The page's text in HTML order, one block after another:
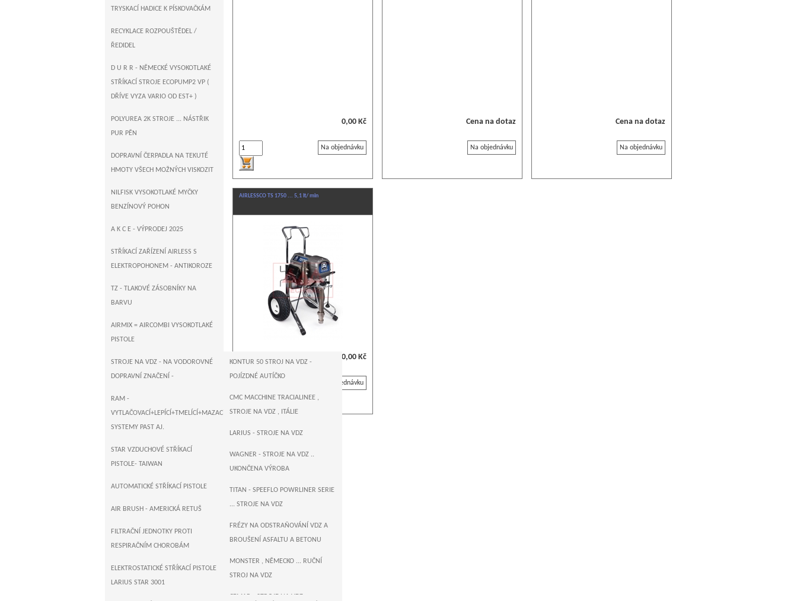
0,00 Kč
Na objednávku
Cena na dotaz
Na objednávku
Cena na dotaz
Na objednávku
AIRLESSCO TS 1750 ... 5,1 lt/ min
0,00 Kč
Na objednávku
TRYSKACÍ HADICE K PÍSKOVAČKÁM
RECYKLACE ROZPOUŠTĚDEL /
ŘEDIDEL
D U R R - NĚMECKÉ VYSOKOTLAKÉ
STŘÍKACÍ STROJE ECOPUMP2 VP (
DŘÍVE VYZA VARIO OD EST+ )
POLYUREA 2K STROJE ... NÁSTŘIK
PUR PĚN
DOPRAVNÍ ČERPADLA NA TEKUTÉ
HMOTY VŠECH MOŽNÝCH VISKOZIT
NILFISK VYSOKOTLAKÉ MYČKY
BENZÍNOVÝ POHON
A K C E - VÝPRODEJ 2025
STŘÍKACÍ ZAŘÍZENÍ AIRLESS S
ELEKTROPOHONEM - ANTIKOROZE
TZ - TLAKOVÉ ZÁSOBNÍKY NA
BARVU
AIRMIX = AIRCOMBI VYSOKOTLAKÉ
PISTOLE
STROJE NA VDZ - NA VODOROVNÉ
DOPRAVNÍ ZNAČENÍ -
KONTUR 50 STROJ NA VDZ -
POJÍZDNÉ AUTÍČKO
CMC MACCHINE TRACIALINEE ,
STROJE NA VDZ , ITÁLIE
LARIUS - STROJE NA VDZ
WAGNER - STROJE NA VDZ ..
UKONČENA VÝROBA
TITAN - SPEEFLO POWRLINER SERIE
... STROJE NA VDZ
FRÉZY NA ODSTRAŇOVÁNÍ VDZ A
BROUŠENÍ ASFALTU A BETONU
MONSTER , NĚMECKO ... RUČNÍ
STROJ NA VDZ
CEMAR - STROJE NA VDZ
RAM -
VYTLAČOVACÍ+LEPÍCÍ+TMELÍCÍ+MAZACÍ+DOPRAVNÍ
SYSTEMY PAST AJ.
STAR VZDUCHOVÉ STŘÍKACÍ
PISTOLE- TAIWAN
AUTOMATICKÉ STŘÍKACÍ PISTOLE
AIR BRUSH - AMERICKÁ RETUŠ
FILTRAČNÍ JEDNOTKY PROTI
RESPIRAČNÍM CHOROBÁM
ELEKTROSTATICKÉ STŘÍKACÍ PISTOLE
LARIUS STAR 3001